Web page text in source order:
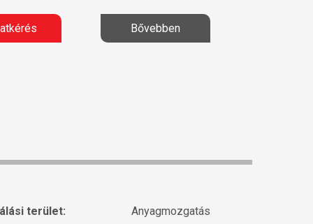
Bővebben
terület: Anyagmozgatás